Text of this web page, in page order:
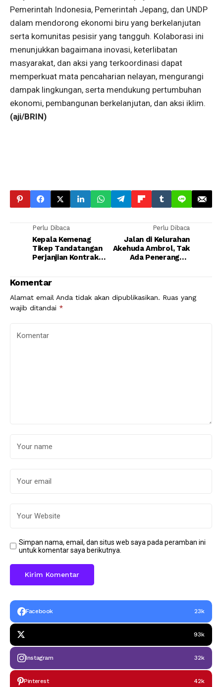
Pemerintah Indonesia, Pemerintah Jepang, dan UNDP
dalam mendorong ekonomi biru yang berkelanjutan
serta komunitas pesisir yang tangguh. Kolaborasi ini
menunjukkan bagaimana inovasi, keterlibatan
masyarakat, dan aksi yang terkoordinasi dapat
memperkuat mata pencaharian nelayan, mengurangi
dampak lingkungan, serta mendukung pertumbuhan
ekonomi, pembangunan berkelanjutan, dan aksi iklim.
(aji/BRIN)
Perlu Dibaca
Kepala Kemenag
Tikep Tandatangan
Perjanjian Kontrak
Perlu Dibaca
Jalan di Kelurahan
Akehuda Ambrol, Tak
Ada Penerangan,
Komentar
Alamat email Anda tidak akan dipublikasikan. Ruas yang
wajib ditandai *
Simpan nama, email, dan situs web saya pada peramban ini
untuk komentar saya berikutnya.
Facebook 23k
93k
Instagram 32k
Pinterest 42k